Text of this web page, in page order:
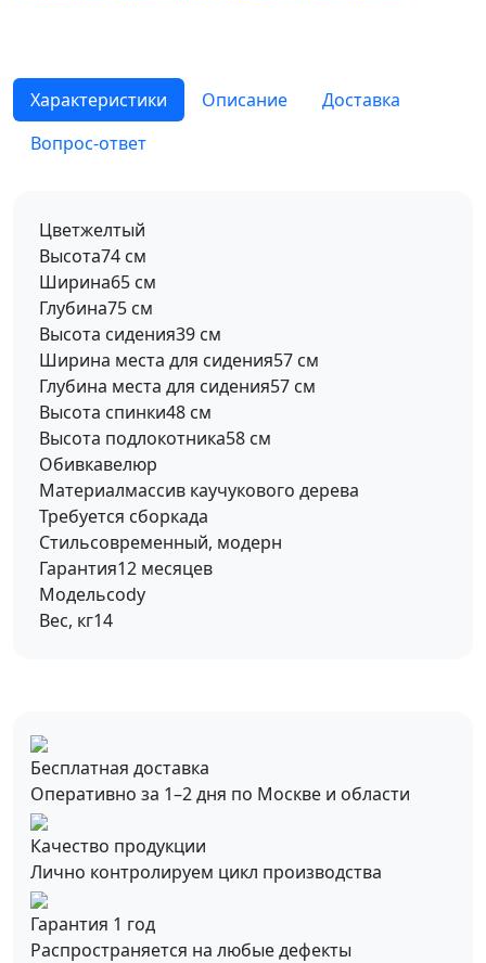
Характеристики Описание
Доставка
Вопрос-ответ
Цветжелтый
Высота74 см
Ширина65 см
Глубина75 см
Высота сидения39 см
Ширина места для сидения57 см
Глубина места для сидения57 см
Высота спинки48 см
Высота подлокотника58 см
Обивкавелюр
Материалмассив каучукового дерева
Требуется сборкада
Стильсовременный, модерн
Гарантия12 месяцев
Модельcody
Вес, кг14
Бесплатная доставка
Оперативно за 1–2 дня по Москве и области
Качество продукции
Лично контролируем цикл производства
Гарантия 1 год
Распространяется на любые дефекты